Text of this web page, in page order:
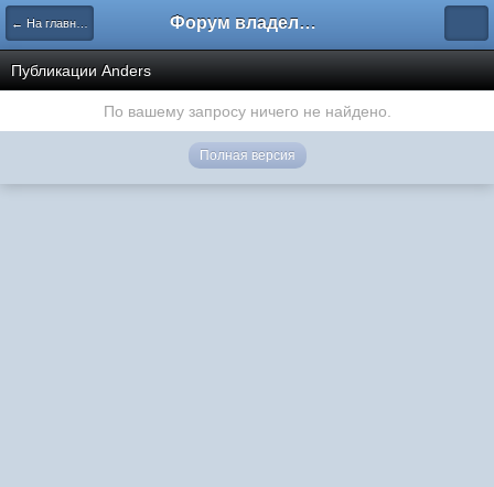
← На главную Форум владельцев интернет-магазинов
Публикации Anders
По вашему запросу ничего не найдено.
Полная версия